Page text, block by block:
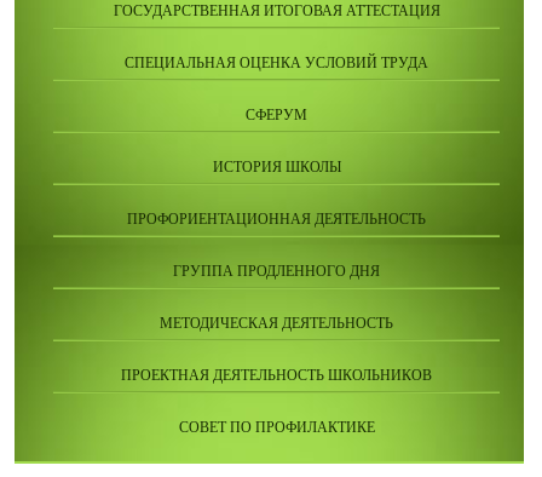
ГОСУДАРСТВЕННАЯ ИТОГОВАЯ АТТЕСТАЦИЯ
СПЕЦИАЛЬНАЯ ОЦЕНКА УСЛОВИЙ ТРУДА
СФЕРУМ
ИСТОРИЯ ШКОЛЫ
ПРОФОРИЕНТАЦИОННАЯ ДЕЯТЕЛЬНОСТЬ
ГРУППА ПРОДЛЕННОГО ДНЯ
МЕТОДИЧЕСКАЯ ДЕЯТЕЛЬНОСТЬ
ПРОЕКТНАЯ ДЕЯТЕЛЬНОСТЬ ШКОЛЬНИКОВ
СОВЕТ ПО ПРОФИЛАКТИКЕ